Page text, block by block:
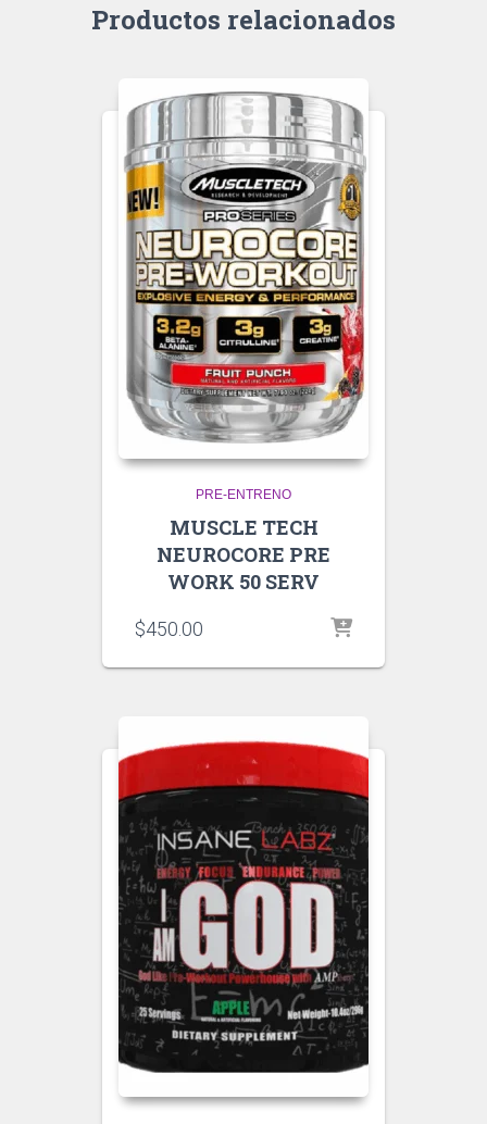
Productos relacionados
PRE-ENTRENO
MUSCLE TECH
NEUROCORE PRE
WORK 50 SERV
$450.00